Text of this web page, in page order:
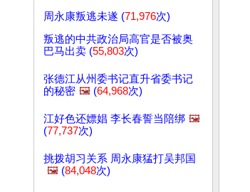
周永康叛逃未遂 (71,976次)
叛逃的中共政治局高官是否被奥
巴马出卖 (55,803次)
张德江从州委书记直升省委书记
的秘密 🖼️ (64,968次)
江好色还嫖娼 李长春誓当陪绑 🖼️
(77,737次)
挑拨胡习关系 周永康猛打吴邦国
🖼️ (84,048次)